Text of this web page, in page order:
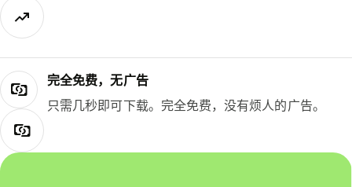
完全免费，无广告
只需几秒即可下载。完全免费，没有烦人的广告。